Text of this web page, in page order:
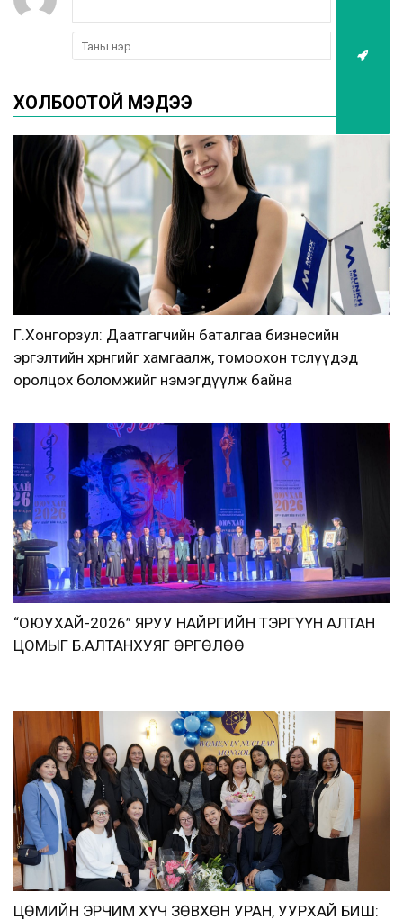
ХОЛБООТОЙ МЭДЭЭ
Г.Хонгорзул: Даатгагчийн баталгаа бизнесийн
эргэлтийн хөрөнгийг хамгаалж, томоохон төслүүдэд
оролцох боломжийг нэмэгдүүлж байна
“ОЮУХАЙ-2026” ЯРУУ НАЙРГИЙН ТЭРГҮҮН АЛТАН
ЦОМЫГ Б.АЛТАНХУЯГ ӨРГӨЛӨӨ
ЦӨМИЙН ЭРЧИМ ХҮЧ ЗӨВХӨН УРАН, УУРХАЙ БИШ: